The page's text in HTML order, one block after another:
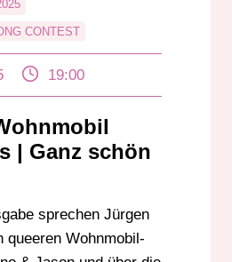
CONTEST
WORLDPRIDE
19:00
| Ganz schön
sprechen Jürgen
queeren Wohnmobil-